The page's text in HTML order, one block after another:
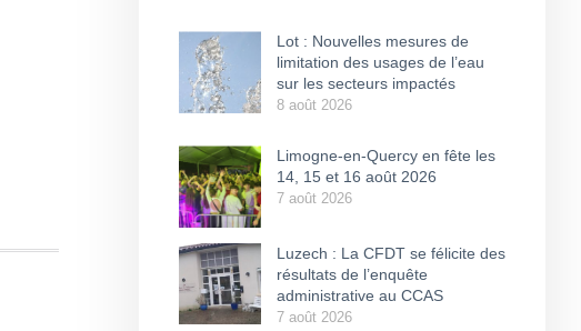
Lot : Nouvelles mesures de
limitation des usages de l’eau
sur les secteurs impactés
8 août 2026
Limogne-en-Quercy en fête les
14, 15 et 16 août 2026
7 août 2026
Luzech : La CFDT se félicite des
résultats de l’enquête
administrative au CCAS
7 août 2026